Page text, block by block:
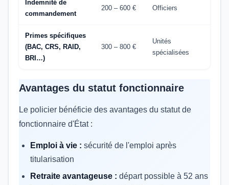
Indemnité de
commandement
200 – 600 € Officiers
Primes spécifiques
(BAC, CRS, RAID,
BRI…)
300 – 800 €
Unités
spécialisées
Avantages du statut fonctionnaire
Le policier bénéficie des avantages du statut de
fonctionnaire d'État :
Emploi à vie : sécurité de l'emploi après
titularisation
Retraite avantageuse : départ possible à 52 ans